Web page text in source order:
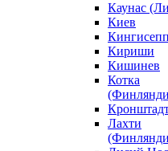
Каунас
Киев
Кингисепп
Кириши
Кишинев
Котка
Лахти